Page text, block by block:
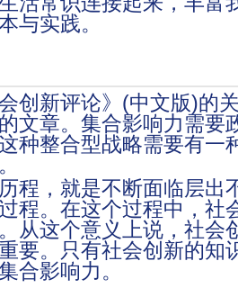
与实践。
创新评论》(中文版)的
文章。集合影响力需要
种整合型战略需要有一
程，就是不断面临层出
程。在这个过程中，社
从这个意义上说，社会
要。只有社会创新的知
合影响力。